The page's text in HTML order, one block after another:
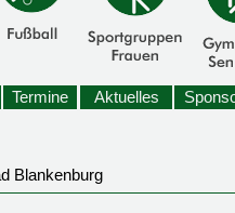
Termine Aktuelles